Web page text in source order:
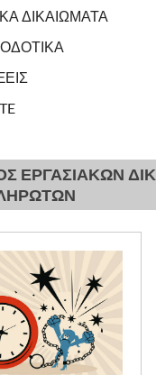
ΔΙΚΑΙΩΜΑΤΑ
ΕΡΓΑΣΙΑΚΩΝ